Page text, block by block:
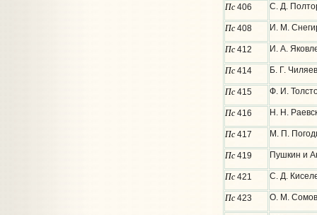
Пс406 С. Д.
Пс408 И. М.
Пс412 И. А.
Пс414 Б. Г.
Пс415 Ф. И.
Пс416 Н. Н.
Пс417 М. П.
Пс419 Пушкин и
Пс421 С. Д.
Пс423 О. М.